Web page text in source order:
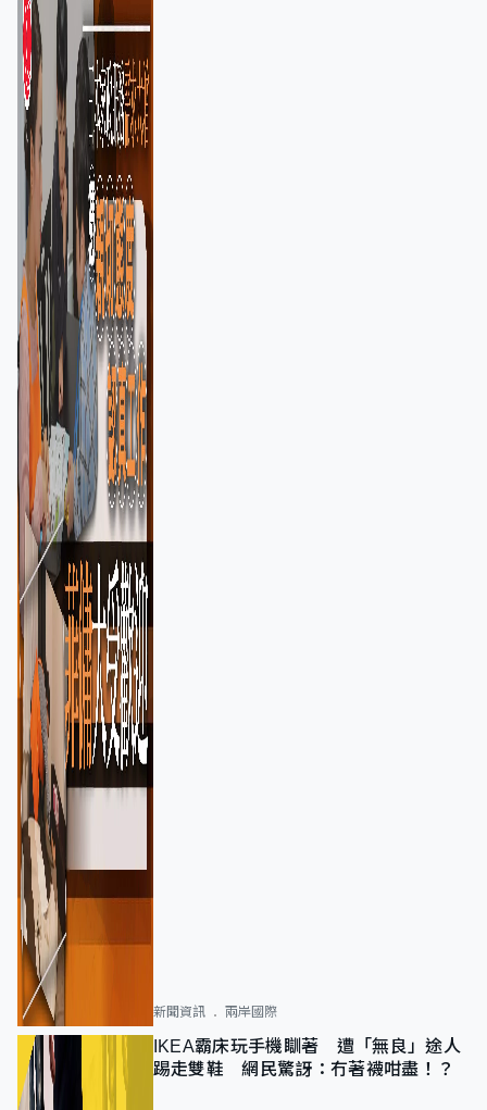
新聞資訊 兩岸國際
IKEA霸床玩手機瞓著 遭「無良」途人
踢走雙鞋 網民驚訝：冇著襪咁盡！？